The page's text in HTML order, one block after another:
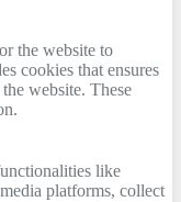
the website to
cookies that ensures
website. These
like
platforms, collect